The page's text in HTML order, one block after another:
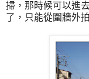
掃，那時候可以進
了，只能從圍牆外